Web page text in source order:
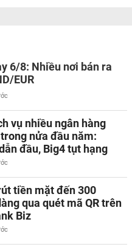
6/8: Nhiều nơi bán ra
EUR
vụ nhiều ngân hàng
nửa đầu năm:
đầu, Big4 tụt hạng
tiền mặt đến 300
qua quét mã QR trên
Biz